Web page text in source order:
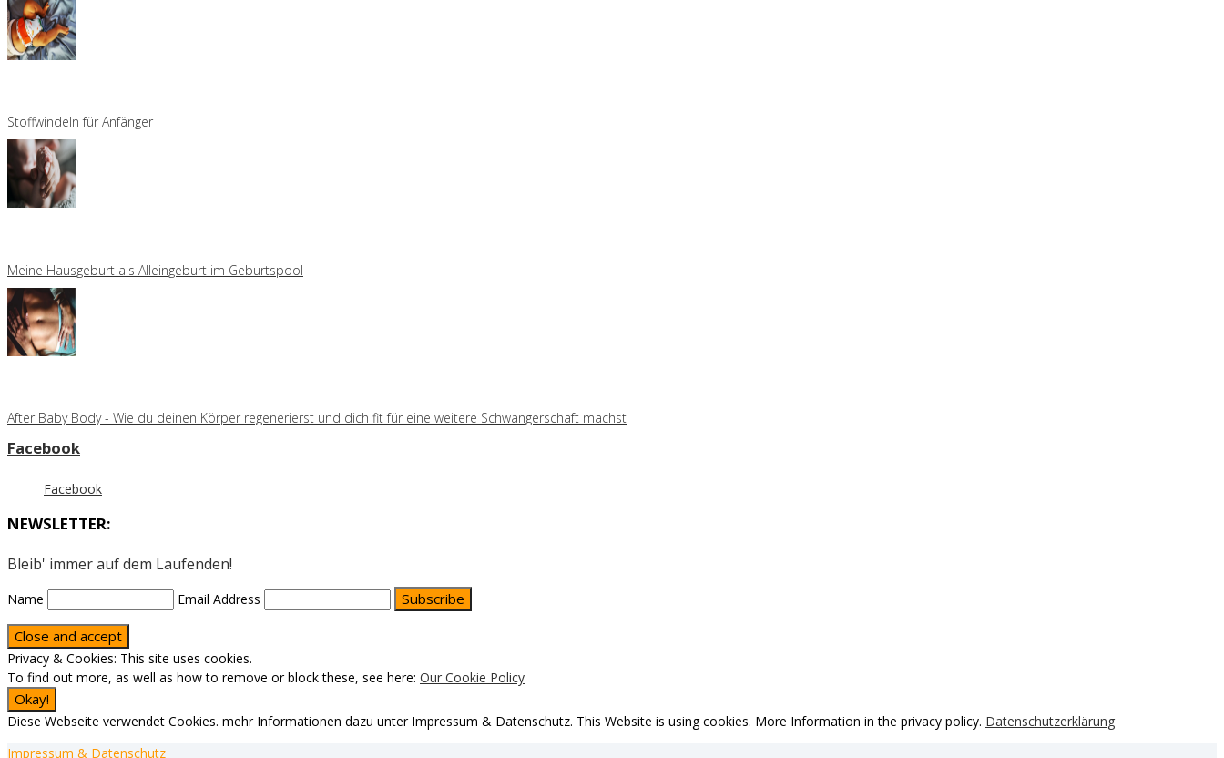
Stoffwindeln für Anfänger
Meine Hausgeburt als Alleingeburt im Geburtspool
After Baby Body - Wie du deinen Körper regenerierst und dich fit für eine weitere Schwangerschaft machst
Facebook
Facebook
NEWSLETTER:
Bleib' immer auf dem Laufenden!
Name Email Address Subscribe
Privacy & Cookies: This site uses cookies.
To find out more, as well as how to remove or block these, see here: Our Cookie Policy
Diese Webseite verwendet Cookies. mehr Informationen dazu unter Impressum & Datenschutz. This Website is using cookies. More Information in the privacy policy. Datenschutzerklärung
Impressum & Datenschutz